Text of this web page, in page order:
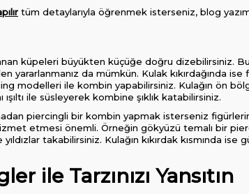
tüm detaylarıyla öğrenmek isterseniz, blog
küpeleri büyükten küçüğe doğru dizebilirsiniz. Bu
yararlanmanız da mümkün. Kulak kıkırdağında
modelleri ile kombin yapabilirsiniz. Kulağın ön
ile süsleyerek kombine şıklık katabilirsiniz.
piercingli bir kombin yapmak isterseniz
etmesi önemli. Örneğin gökyüzü temalı bir
takabilirsiniz. Kulağın kıkırdak kısmında
ile Tarzınızı Yansıtın